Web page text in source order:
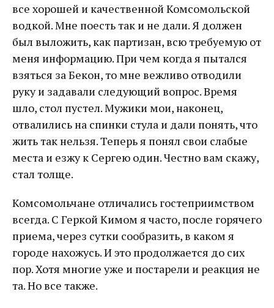
все хорошей и качественной Комсомольской
водкой. Мне поесть так и не дали. Я должен
был выложить, как партизан, всю требуемую от
меня информацию. При чем когда я пытался
взяться за Бекон, то мне вежливо отводили
руку и задавали следующий вопрос. Время
шло, стол пустел. Мужики мои, наконец,
отвалились на спинки стула и дали понять, что
жить так нельзя. Теперь я понял свои слабые
места и езжу к Сергею один. Честно вам скажу,
стал толще.
Комсомольчане отличались гостеприимством
всегда. С Геркой Кимом я часто, после горячего
приема, через сутки сообразить, в каком я
городе нахожусь. И это продолжается до сих
пор. Хотя многие уже и постарели и реакция не
та. Но все также.